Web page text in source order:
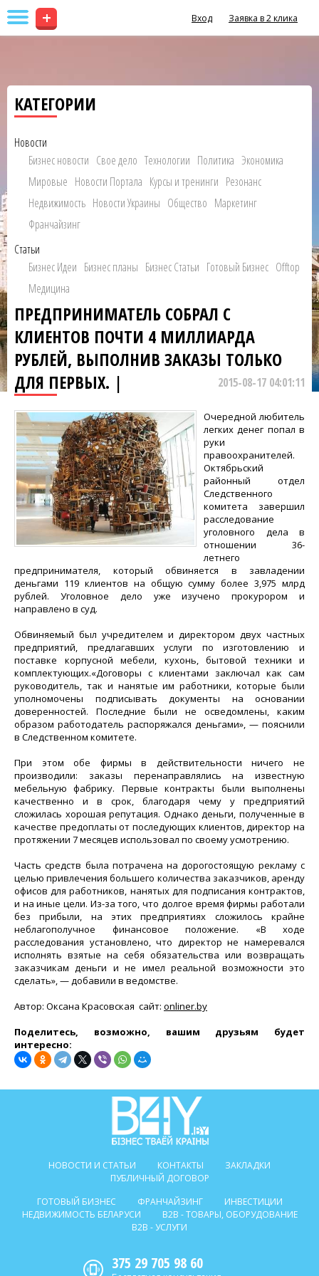
+ Вход Заявка в 2 клика
КАТЕГОРИИ
Новости
Бизнес новости Свое дело Технологии Политика Экономика
Мировые Новости Портала Курсы и тренинги Резонанс
Недвижимость Новости Украины Общество Маркетинг
Франчайзинг
Статьи
Бизнес Идеи Бизнес планы Бизнес Статьи Готовый Бизнес Offtop
Медицина
ПРЕДПРИНИМАТЕЛЬ СОБРАЛ С
КЛИЕНТОВ ПОЧТИ 4 МИЛЛИАРДА
РУБЛЕЙ, ВЫПОЛНИВ ЗАКАЗЫ ТОЛЬКО
ДЛЯ ПЕРВЫХ. |
2015-08-17 04:01:11
Очередной любитель
легких денег попал в
руки
правоохранителей.
Октябрьский
районный отдел
Следственного
комитета завершил
расследование
уголовного дела в
отношении 36-
летнего
предпринимателя, который обвиняется в завладении
деньгами 119 клиентов на общую сумму более 3,975 млрд
рублей. Уголовное дело уже изучено прокурором и
направлено в суд.
Обвиняемый был учредителем и директором двух частных
предприятий, предлагавших услуги по изготовлению и
поставке корпусной мебели, кухонь, бытовой техники и
комплектующих.«Договоры с клиентами заключал как сам
руководитель, так и нанятые им работники, которые были
уполномочены подписывать документы на основании
доверенностей. Последние были не осведомлены, каким
образом работодатель распоряжался деньгами», — пояснили
в Следственном комитете.
При этом обе фирмы в действительности ничего не
производили: заказы перенаправлялись на известную
мебельную фабрику. Первые контракты были выполнены
качественно и в срок, благодаря чему у предприятий
сложилась хорошая репутация. Однако деньги, полученные в
качестве предоплаты от последующих клиентов, директор на
протяжении 7 месяцев использовал по своему усмотрению.
Часть средств была потрачена на дорогостоящую рекламу с
целью привлечения большего количества заказчиков, аренду
офисов для работников, нанятых для подписания контрактов,
и на иные цели. Из-за того, что долгое время фирмы работали
без прибыли, на этих предприятиях сложилось крайне
неблагополучное финансовое положение. «В ходе
расследования установлено, что директор не намеревался
исполнять взятые на себя обязательства или возвращать
заказчикам деньги и не имел реальной возможности это
сделать», — добавили в ведомстве.
Автор: Оксана Красовская сайт: onliner.by
Поделитесь, возможно, вашим друзьям будет
интересно:
НОВОСТИ И СТАТЬИ КОНТАКТЫ
ЗАКЛАДКИ
ПУБЛИЧНЫЙ ДОГОВОР
ГОТОВЫЙ БИЗНЕС
ФРАНЧАЙЗИНГ
ИНВЕСТИЦИИ
НЕДВИЖИМОСТЬ БЕЛАРУСИ
B2B - ТОВАРЫ, ОБОРУДОВАНИЕ
B2B - УСЛУГИ
375 29 705 98 60